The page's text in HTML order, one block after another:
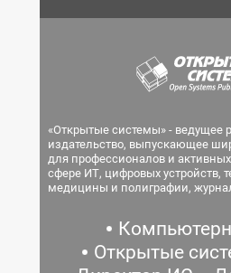
«Открытые системы» - ведущее
издательство, выпускающее
для профессионалов и
сфере ИТ, цифровых устройств,
медицины и полиграфии,
Открытые